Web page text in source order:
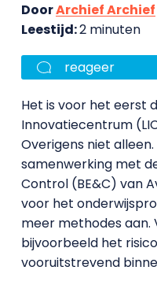
DoorArchief Archief
Leestijd:2 minuten
reageer
Het is voor het eerst
Innovatiecentrum
Overigens niet
samenwerking met
Control (BE&C) van
voor het
meer methodes aan.
bijvoorbeeld het
vooruitstrevend